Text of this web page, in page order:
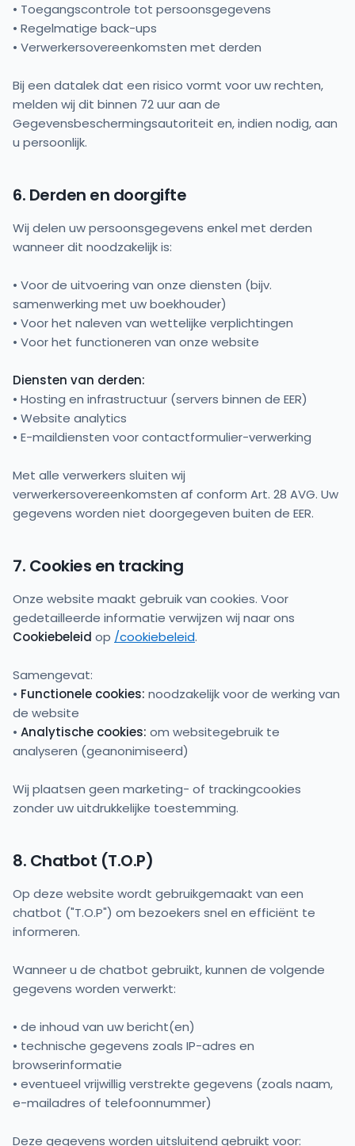
• Toegangscontrole tot persoonsgegevens
• Regelmatige back-ups
• Verwerkersovereenkomsten met derden
Bij een datalek dat een risico vormt voor uw rechten,
melden wij dit binnen 72 uur aan de
Gegevensbeschermingsautoriteit en, indien nodig, aan
u persoonlijk.
6. Derden en doorgifte
Wij delen uw persoonsgegevens enkel met derden
wanneer dit noodzakelijk is:
• Voor de uitvoering van onze diensten (bijv.
samenwerking met uw boekhouder)
• Voor het naleven van wettelijke verplichtingen
• Voor het functioneren van onze website
Diensten van derden:
• Hosting en infrastructuur (servers binnen de EER)
• Website analytics
• E-maildiensten voor contactformulier-verwerking
Met alle verwerkers sluiten wij
verwerkersovereenkomsten af conform Art. 28 AVG. Uw
gegevens worden niet doorgegeven buiten de EER.
7. Cookies en tracking
Onze website maakt gebruik van cookies. Voor
gedetailleerde informatie verwijzen wij naar ons
Cookiebeleid op /cookiebeleid.
Samengevat:
• Functionele cookies: noodzakelijk voor de werking van
de website
• Analytische cookies: om websitegebruik te
analyseren (geanonimiseerd)
Wij plaatsen geen marketing- of trackingcookies
zonder uw uitdrukkelijke toestemming.
8. Chatbot (T.O.P)
Op deze website wordt gebruikgemaakt van een
chatbot ("T.O.P") om bezoekers snel en efficiënt te
informeren.
Wanneer u de chatbot gebruikt, kunnen de volgende
gegevens worden verwerkt:
• de inhoud van uw bericht(en)
• technische gegevens zoals IP-adres en
browserinformatie
• eventueel vrijwillig verstrekte gegevens (zoals naam,
e-mailadres of telefoonnummer)
Deze gegevens worden uitsluitend gebruikt voor: